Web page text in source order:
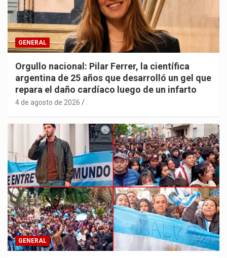
GENERAL
Orgullo nacional: Pilar Ferrer, la científica
argentina de 25 años que desarrolló un gel que
repara el daño cardíaco luego de un infarto
4 de agosto de 2026
GENERAL